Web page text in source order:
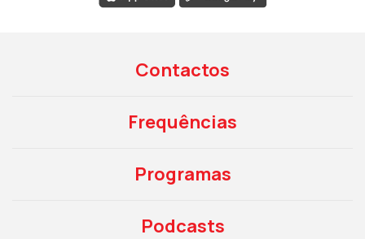
Contactos
Frequências
Programas
Podcasts